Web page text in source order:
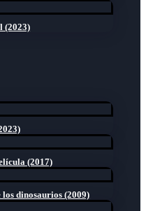
(2023)
(2017)
dinosaurios (2009)